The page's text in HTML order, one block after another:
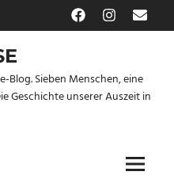
FacebookInstagram
E-
Mail
Blog. Sieben Menschen, eine
Geschichte unserer Auszeit in
Menu